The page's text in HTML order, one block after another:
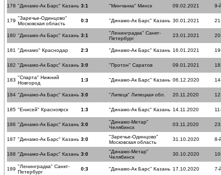
178 "Динамо-Ак Барс" Казань 3:1 "Минчанка" Минск 09.02.2021 9-
179 "Заречье-Одинцово"
Московская область
0:3 "Динамо-Ак Барс" Казань 30.01.2021
180 "Динамо-Ак Барс" Казань 3:1
"Ленинградка" Санкт-
Петербург
23.01.2021
181 "Динамо" Краснодар 2:3 "Динамо-Ак Барс" Казань 16.01.2021
182 "Динамо-Ак Барс" Казань 3:0 "Протон" Саратов 09.01.2021
183 "Спарта" Нижний
Новгород
1:3 "Динамо-Ак Барс" Казань 06.12.2020
184 "Динамо-Ак Барс" Казань 3:0 "Липецк" Липецкая обл. 20.11.2020
185 "Енисей" Красноярск 1:3 "Динамо-Ак Барс" Казань 14.11.2020
186 "Динамо-Ак Барс" Казань 3:0
"Динамо-Метар"
Челябинск
03.11.2020
187 "Динамо-Ак Барс" Казань 3:0
"Заречье-Одинцово"
Московская область
31.10.2020 8-
188 "Динамо-Ак Барс" Казань 3:0
"Динамо-Метар"
Челябинск
30.10.2020
189 "Ленинградка" Санкт-
Петербург
0:3 "Динамо-Ак Барс" Казань 17.10.2020 7-